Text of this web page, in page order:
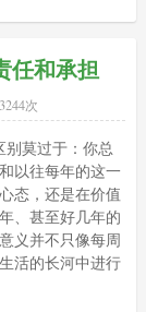
任和承担
次
别莫过于：你总
以往每年的这一
态，还是在价值
、甚至好几年的
义并不只像每周
活的长河中进行